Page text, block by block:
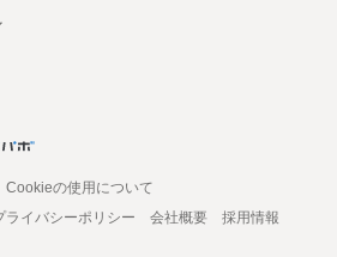
Cookieの使用について
ライバシーポリシー 会社概要
採用情報